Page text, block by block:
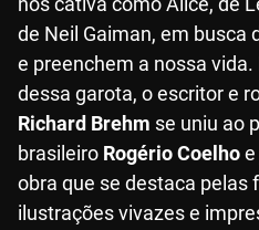
de Neil Gaiman, em busca
e preenchem a nossa
dessa garota, o escritor e
Richard Brehm se uniu ao
brasileiro Rogério Coelho
obra que se destaca pelas
ilustrações vivazes e